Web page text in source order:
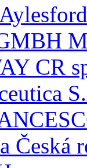
CR
Česká